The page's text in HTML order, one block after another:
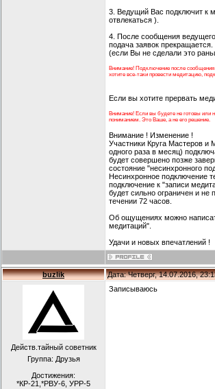
3. Ведущий Вас подключит к
отвлекаться ).
4. После сообщения
подача заявок
(если Вы не сделали это
Внимание! Подключение после
хотите все-таки провести медитацию,
Если вы хотите прервать
Внимание! Если вы будете не готовы или
пониманием. Это Ваше, а не его решение.
Внимание ! Изменение !
Участники Круга Мастеров
одного раза в месяц)
будет совершено позже
состояние "несинхронного
Несинхронное подключение
подключение к "записи
будет сильно ограничен и
течении 72 часов.
Об ощущениях можно
медитаций".
Удачи и новых впечатлений !
buzlik Дата: Четверг, 14.07.2016,
Действ.тайный советник
Группа: Друзья
Достижения:
*КР-21,*РВУ-6, УРР-5
Записываюсь